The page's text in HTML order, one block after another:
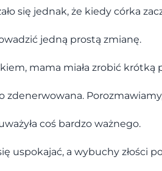
się jednak, że kiedy córka
jedną prostą zmianę.
mama miała zrobić krótką
zdenerwowana.
coś bardzo ważnego.
uspokajać, a wybuchy złości